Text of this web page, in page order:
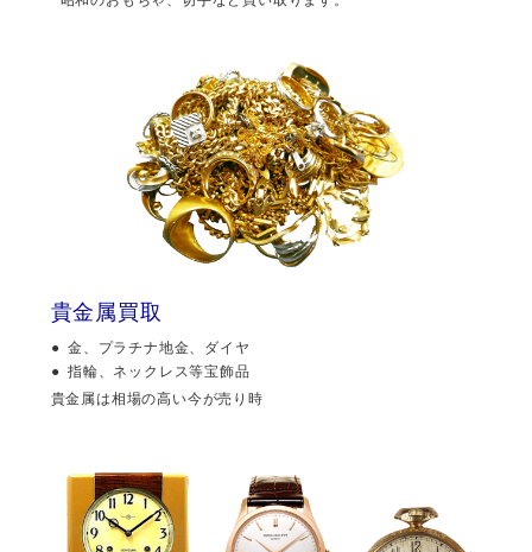
貴金属買取
金、プラチナ地金、ダイヤ
指輪、ネックレス等宝飾品
貴金属は相場の高い今が売り時